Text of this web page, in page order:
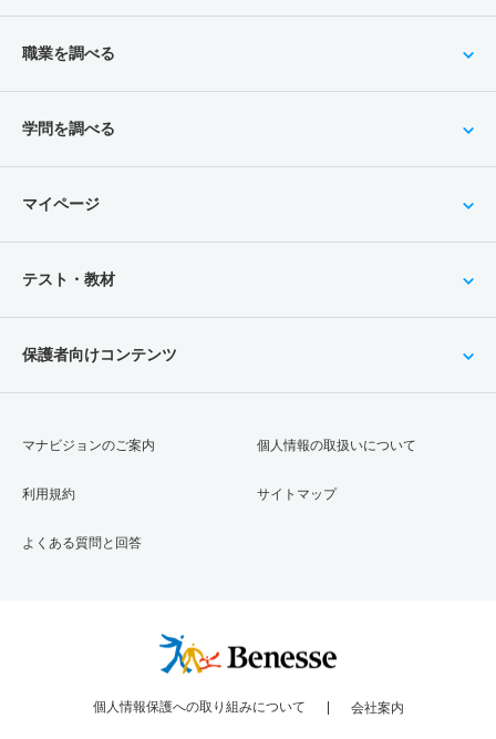
職業を調べる
学問を調べる
マイページ
テスト・教材
保護者向けコンテンツ
マナビジョンのご案内
利用規約
よくある質問と回答
個人情報の取扱いについて
サイトマップ
個人情報保護への取り組みについて 会社案内